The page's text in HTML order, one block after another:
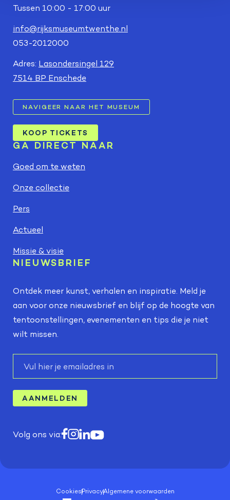
Tussen 10:00 - 17:00 uur
info@rijksmuseumtwenthe.nl
053-2012000
Adres: Lasondersingel 129
7514 BP Enschede
NAVIGEER NAAR HET MUSEUM
KOOP TICKETS
GA DIRECT NAAR
Goed om te weten
Onze collectie
Pers
Actueel
Missie & visie
NIEUWSBRIEF
Ontdek meer kunst, verhalen en inspiratie. Meld je
aan voor onze nieuwsbrief en blijf op de hoogte van
tentoonstellingen, evenementen en tips die je niet
wilt missen.
AANMELDEN
Volg ons via:
CookiesPrivacyAlgemene voorwaarden